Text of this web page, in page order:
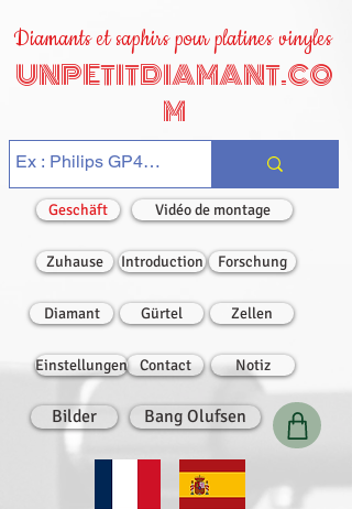
Diamants et saphirs pour platines vinyles
UNPETITDIAMANT.CO
M
Geschäft Vidéo de montage
Zuhause Introduction Forschung
Diamant Gürtel Zellen
Einstellungen Contact Notiz
Bilder Bang Olufsen